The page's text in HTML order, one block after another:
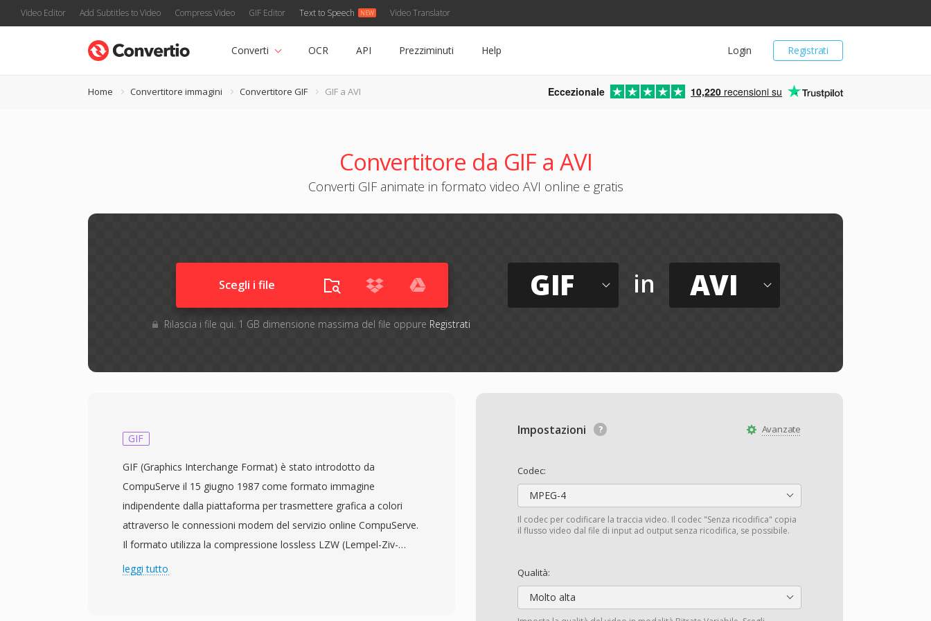
Video Editor Add Subtitles to Video Compress Video GIF Editor Text to Speech Video Translator
Registrati
Login
Converti OCR API Prezziminuti Help
Home Convertitore immagini Convertitore GIF GIF a AVI Eccezionale 10,220 recensioni su
Convertitore da GIF a AVI
Converti GIF animate in formato video AVI online e gratis
Scegli i file
Rilascia i file qui. 1 GB dimensione massima del file oppure Registrati
GIF in AVI
Avanzate
Impostazioni
Codec:
MPEG-4
Il codec per codificare la traccia video. Il codec "Senza ricodifica" copia
il flusso video dal file di input ad output senza ricodifica, se possibile.
Qualità:
Molto alta
GIF
GIF (Graphics Interchange Format) è stato introdotto da
CompuServe il 15 giugno 1987 come formato immagine
indipendente dalla piattaforma per trasmettere grafica a colori
attraverso le connessioni modem del servizio online CompuServe.
Il formato utilizza la compressione lossless LZW (Lempel-Ziv-
Welch) su immagini a colori indicizzati con una palette fino a 256
leggi tutto